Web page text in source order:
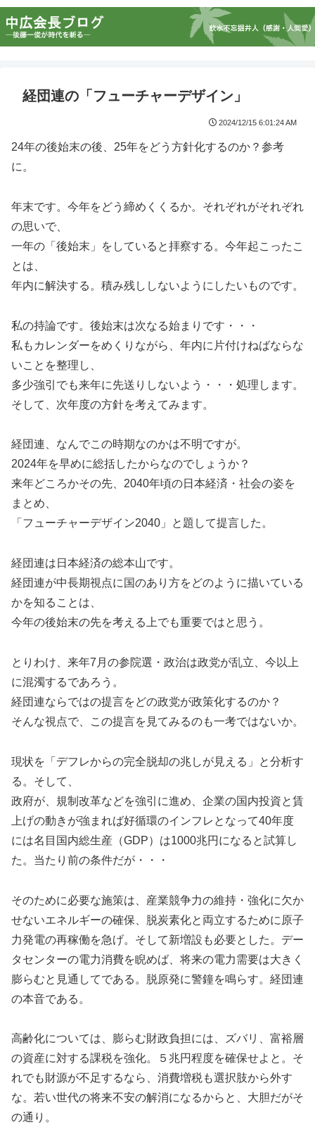
経団連の「フューチャーデザイン」
2024/12/15 6:01:24 AM
24年の後始末の後、25年をどう方針化するのか？参考
に。
年末です。今年をどう締めくくるか。それぞれがそれぞれ
の思いで、
一年の「後始末」をしていると拝察する。今年起こったこ
とは、
年内に解決する。積み残ししないようにしたいものです。
私の持論です。後始末は次なる始まりです・・・
私もカレンダーをめくりながら、年内に片付けねばならな
いことを整理し、
多少強引でも来年に先送りしないよう・・・処理します。
そして、次年度の方針を考えてみます。
経団連、なんでこの時期なのかは不明ですが。
2024年を早めに総括したからなのでしょうか？
来年どころかその先、2040年頃の日本経済・社会の姿を
まとめ、
「フューチャーデザイン2040」と題して提言した。
経団連は日本経済の総本山です。
経団連が中長期視点に国のあり方をどのように描いている
かを知ることは、
今年の後始末の先を考える上でも重要ではと思う。
とりわけ、来年7月の参院選・政治は政党が乱立、今以上
に混濁するであろう。
経団連ならではの提言をどの政党が政策化するのか？
そんな視点で、この提言を見てみるのも一考ではないか。
現状を「デフレからの完全脱却の兆しが見える」と分析す
る。そして、
政府が、規制改革などを強引に進め、企業の国内投資と賃
上げの動きが強まれば好循環のインフレとなって40年度
には名目国内総生産（GDP）は1000兆円になると試算し
た。当たり前の条件だが・・・
そのために必要な施策は、産業競争力の維持・強化に欠か
せないエネルギーの確保、脱炭素化と両立するために原子
力発電の再稼働を急げ。そして新増設も必要とした。デー
タセンターの電力消費を睨めば、将来の電力需要は大きく
膨らむと見通してである。脱原発に警鐘を鳴らす。経団連
の本音である。
高齢化については、膨らむ財政負担には、ズバリ、富裕層
の資産に対する課税を強化。５兆円程度を確保せよと。そ
れでも財源が不足するなら、消費増税も選択肢から外す
な。若い世代の将来不安の解消になるからと、大胆だがそ
の通り。